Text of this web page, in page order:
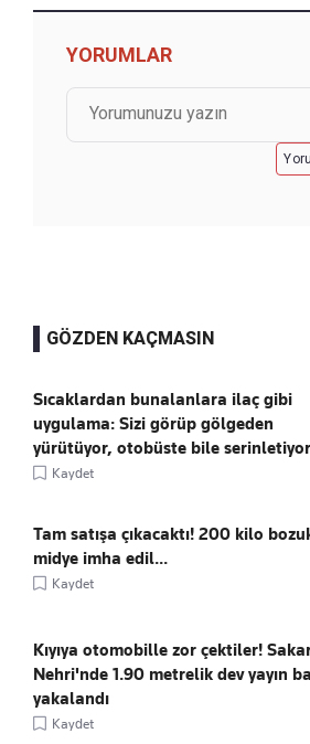
YORUMLAR
GÖZDEN KAÇMASIN
Sıcaklardan bunalanlara ilaç gibi
uygulama: Sizi görüp gölgeden
yürütüyor, otobüste bile
Kaydet
Tam satışa çıkacaktı! 200 kilo
midye imha edil...
Kaydet
Kıyıya otomobille zor çektiler!
Nehri'nde 1.90 metrelik dev yayın
yakalandı
Kaydet